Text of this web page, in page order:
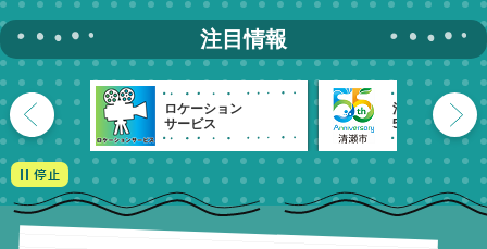
注目情報
ロケーション
サービス
清瀬市
55周年記念